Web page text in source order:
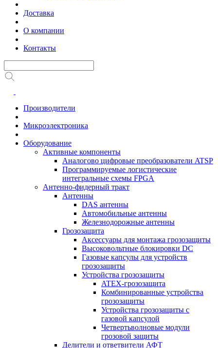
Доставка
О компании
Контакты
Производители
Микроэлектроника
Оборудование
Активные компоненты
Аналогово цифровые преобразователи ATSP
Программируемые логистические
интегральные схемы FPGA
Антенно-фидерный тракт
Антенны
DAS антенны
Автомобильные антенны
Железнодорожные антенны
Грозозащита
Аксессуары для монтажа грозозащиты
Высоковольтные блокировки DC
Газовые капсулы для устройств
грозозащиты
Устройства грозозащиты
ATEX-грозозащита
Комбинированные устройства
грозозащиты
Устройства грозозащиты с
газовой капсулой
Четвертьволновые модули
грозовой защиты
Делители и ответвители АФТ